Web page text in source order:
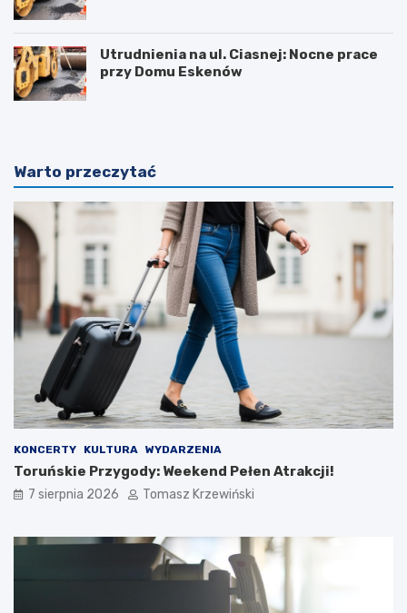
Utrudnienia na ul. Ciasnej: Nocne prace
przy Domu Eskenów
Warto przeczytać
KONCERTY KULTURA WYDARZENIA
Toruńskie Przygody: Weekend Pełen Atrakcji!
7 sierpnia 2026 Tomasz Krzewiński